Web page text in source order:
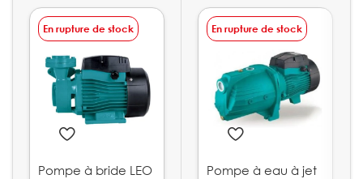
En rupture de stock
Pompe à bride LEO
En rupture de stock
Pompe à eau à jet